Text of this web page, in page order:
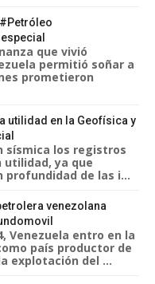
que vivió
permitió soñar a
prometieron
utilidad en la Geofísica y
sísmica los registros
utilidad, ya que
profundidad de las i...
venezolana
Venezuela entro en la
país productor de
explotación del ...